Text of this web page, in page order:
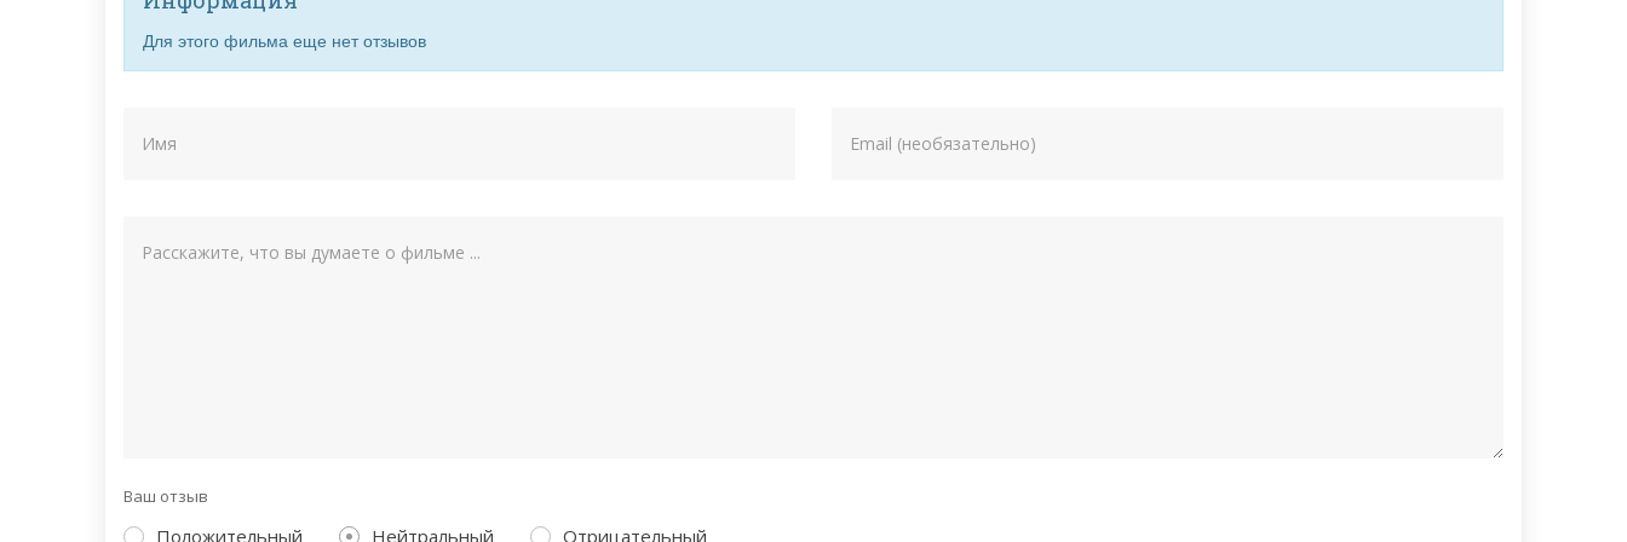
Для этого фильма еще нет отзывов
Ваш отзыв
Положительный Нейтральный Отрицательный